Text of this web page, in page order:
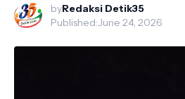
byRedaksi Detik35
Published:June 24, 2026